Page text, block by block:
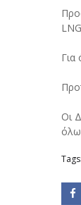
Για
Οι
Tags: